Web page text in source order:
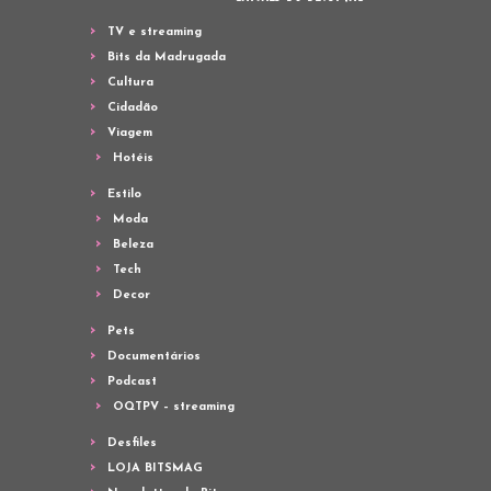
TV e streaming
Bits da Madrugada
Cultura
Cidadão
Viagem
Hotéis
Estilo
Moda
Beleza
Tech
Decor
Pets
Documentários
Podcast
OQTPV – streaming
Desfiles
LOJA BITSMAG